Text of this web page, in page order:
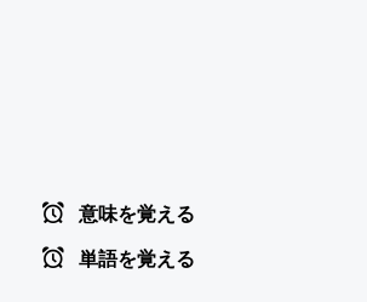
意味を覚える
単語を覚える